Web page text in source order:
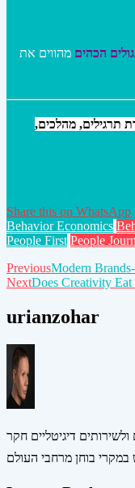
הכהים מהווים את
תרגילים, מהלכים,
Share this on WhatsApp
Behavior Economics
People First People
Post
navigation
PreviousModern
NextDoes Creativity
urianzohar
דיגיטליים חקר
במקרי בוחן מרחבי העולם